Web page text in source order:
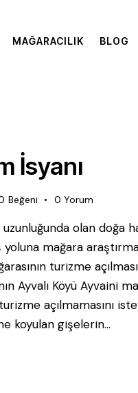
MAĞARACILIK BLOG
İsyanı
Beğeni 0 Yorum
olan doğa
yoluna mağara
turizme
Ayvalı Köyü Ayvaini
açılmamasını
koyulan gişelerin…